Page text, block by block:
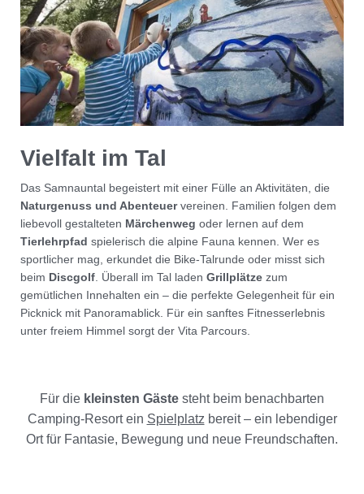
Vielfalt im Tal
Das Samnauntal begeistert mit einer Fülle an Aktivitäten, die
Naturgenuss und Abenteuervereinen. Familien folgen dem
liebevoll gestalteten Märchenweg oder lernen auf dem
Tierlehrpfad spielerisch die alpine Fauna kennen. Wer es
sportlicher mag, erkundet die Bike-Talrunde oder misst sich
beim Discgolf . Überall im Tal laden Grillplätze zum
gemütlichen Innehalten ein – die perfekte Gelegenheit für ein
Picknick mit Panoramablick. Für ein sanftes Fitnesserlebnis
unter freiem Himmel sorgt der Vita Parcours.
Für die kleinsten Gäste steht beim benachbarten
Camping-Resort ein Spielplatz bereit – ein lebendiger
Ort für Fantasie, Bewegung und neue Freundschaften.